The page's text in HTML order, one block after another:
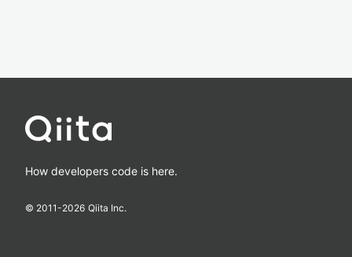
How developers code is here.
© 2011-2026 Qiita Inc.